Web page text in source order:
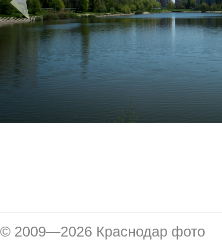
© 2009—2026 Краснодар фото